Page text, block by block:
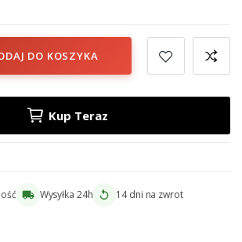
DO KOSZYKA
Kup Teraz
local_shipping Wysyłka 24h replay 14 dni na zwrot